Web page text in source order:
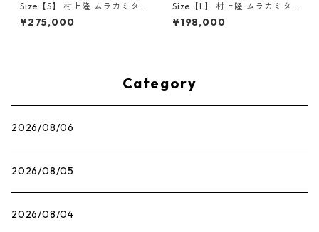
Size【S】 村上隆 ムラカミタ
カシ ×MLB World Tour Tokyo
Series 2025 Dodgers Kanji
¥275,000
Size【L】 村上隆 ムラカミタ
カシ ×MLB World Tour Tokyo
Series 2025 Dodgers Ohtan
¥198,000
Category
2026/08/06
2026/08/05
2026/08/04